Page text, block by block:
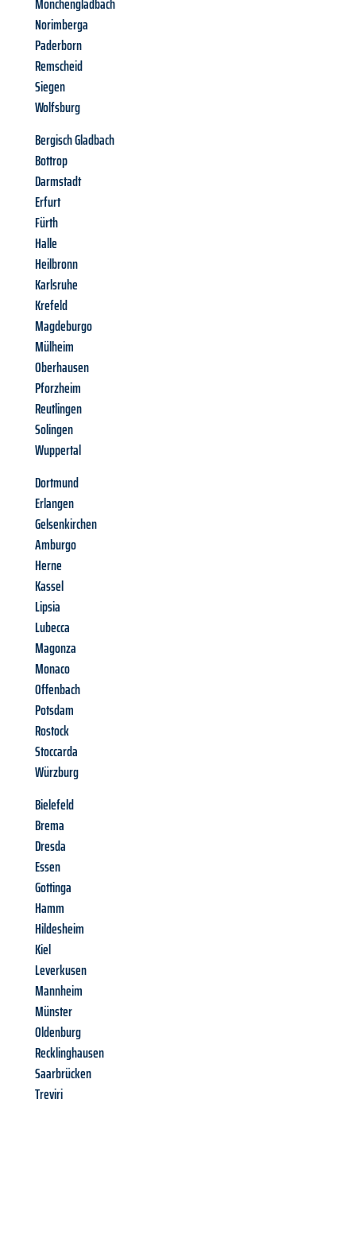
Norimberga
Paderborn
Remscheid
Siegen
Wolfsburg
Bergisch Gladbach
Bottrop
Darmstadt
Erfurt
Fürth
Halle
Heilbronn
Karlsruhe
Krefeld
Magdeburgo
Mülheim
Oberhausen
Pforzheim
Reutlingen
Solingen
Wuppertal
Dortmund
Erlangen
Gelsenkirchen
Amburgo
Herne
Kassel
Lipsia
Lubecca
Magonza
Monaco
Offenbach
Potsdam
Rostock
Stoccarda
Würzburg
Bielefeld
Brema
Dresda
Essen
Gottinga
Hamm
Hildesheim
Kiel
Leverkusen
Mannheim
Münster
Oldenburg
Recklinghausen
Saarbrücken
Treviri